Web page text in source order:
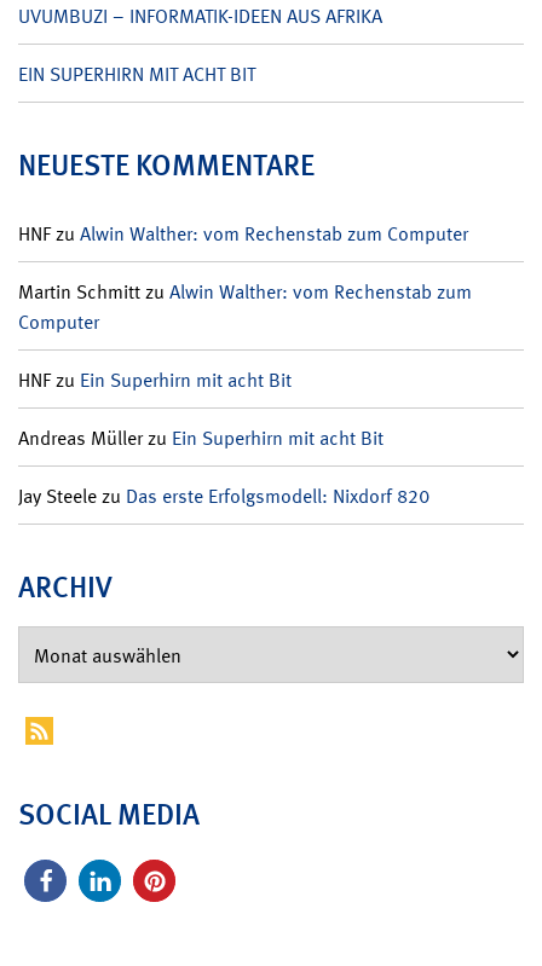
UVUMBUZI – INFORMATIK-IDEEN AUS AFRIKA
EIN SUPERHIRN MIT ACHT BIT
NEUESTE KOMMENTARE
HNFzu Alwin Walther: vom Rechenstab zum Computer
Martin Schmittzu Alwin Walther: vom Rechenstab zum
Computer
HNFzu Ein Superhirn mit acht Bit
Andreas Müllerzu Ein Superhirn mit acht Bit
Jay Steelezu Das erste Erfolgsmodell: Nixdorf 820
ARCHIV
SOCIAL MEDIA